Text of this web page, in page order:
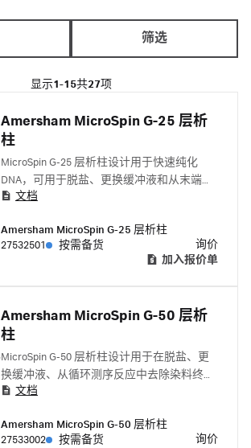
筛选
显示1-15共27项
Amersham MicroSpin G-25 层析
柱
MicroSpin G-25 层析柱设计用于快速纯化
DNA，可用于脱盐、更换缓冲液和从末端标
记的寡核苷酸中去除未结合核苷酸等广泛应
文档
Amersham MicroSpin G-25 层析柱
27532501
按需备货
询价
加入报价单
Amersham MicroSpin G-50 层析
柱
MicroSpin G-50 层析柱设计用于在脱盐、更
换缓冲液、从循环测序反应中去除染料终止
剂和从 DNA 标记反应中去除标记核苷酸等应
文档
Amersham MicroSpin G-50 层析柱
27533002
按需备货
询价